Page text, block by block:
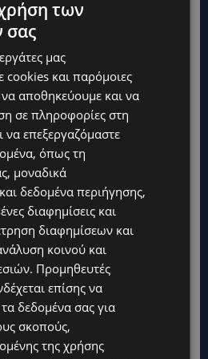
προσωπική απώλεια στην
το χαρτοφυλάκιο
ΔΗΣΥ
των
σας
μας
cookies και παρόμοιες
να αποθηκεύουμε και να
σε πληροφορίες στη
να επεξεργαζόμαστε
όπως τη
μοναδικά
δεδομένα περιήγησης,
διαφημίσεις και
διαφημίσεων και
κοινού και
Προμηθευτές
επίσης να
δεδομένα σας για
σκοπούς,
της χρήσης